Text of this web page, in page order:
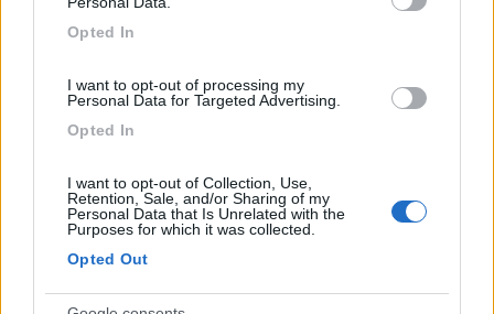
Opted In
I want to opt-out of processing my
Personal Data for Targeted Advertising.
Opted In
I want to opt-out of Collection, Use,
Retention, Sale, and/or Sharing of my
Personal Data that Is Unrelated with the
Purposes for which it was collected.
Opted Out
navigare bene anche dall'interno del camper. In varie situazioni mi son
Cambia cellulare.......Se hai segnale fuori dal camper devi averlo
Rascal
5804
Inserito il05/01/2017
In risposta al messaggio di